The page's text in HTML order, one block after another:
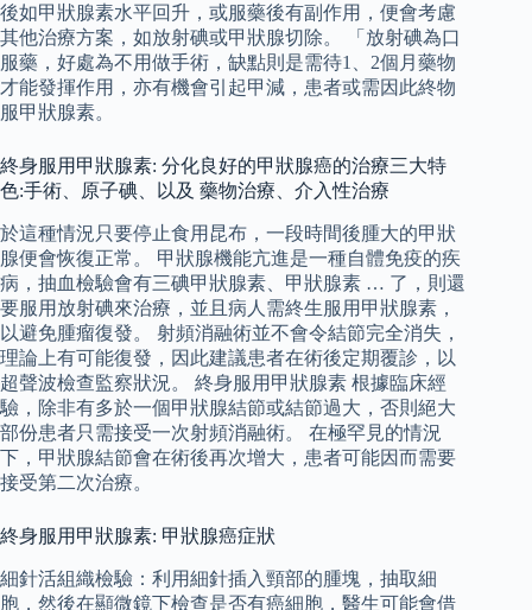
後如甲狀腺素水平回升，或服藥後有副作用，便會考慮
其他治療方案，如放射碘或甲狀腺切除。 「放射碘為口
服藥，好處為不用做手術，缺點則是需待1、2個月藥物
才能發揮作用，亦有機會引起甲減，患者或需因此終物
服甲狀腺素。
終身服用甲狀腺素: 分化良好的甲狀腺癌的治療三大特
色:手術、原子碘、以及 藥物治療、介入性治療
於這種情況只要停止食用昆布，一段時間後腫大的甲狀
腺便會恢復正常。 甲狀腺機能亢進是一種自體免疫的疾
病，抽血檢驗會有三碘甲狀腺素、甲狀腺素 … 了，則還
要服用放射碘來治療，並且病人需終生服用甲狀腺素，
以避免腫瘤復發。 射頻消融術並不會令結節完全消失，
理論上有可能復發，因此建議患者在術後定期覆診，以
超聲波檢查監察狀況。 終身服用甲狀腺素 根據臨床經
驗，除非有多於一個甲狀腺結節或結節過大，否則絕大
部份患者只需接受一次射頻消融術。 在極罕見的情況
下，甲狀腺結節會在術後再次增大，患者可能因而需要
接受第二次治療。
終身服用甲狀腺素: 甲狀腺癌症狀
細針活組織檢驗：利用細針插入頸部的腫塊，抽取細
胞，然後在顯微鏡下檢查是否有癌細胞，醫生可能會借